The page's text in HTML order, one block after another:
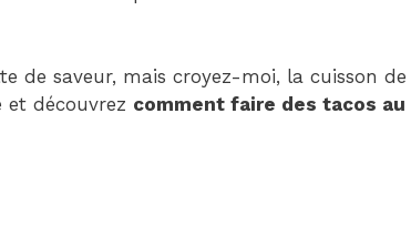
de saveur, mais croyez-moi, la cuisson de
et découvrez comment faire des tacos au